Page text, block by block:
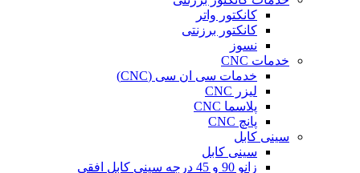
کانکتور واتر
کانکتور برزنتی
نسوز
خدمات CNC
خدمات سی ان سی (CNC)
لیزر CNC
پلاسما CNC
پانچ CNC
سینی کابل
سینی کابل
زانو 90 و 45 درجه سینی کابل افقی